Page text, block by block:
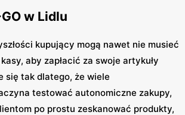
w Lidlu
kupujący mogą nawet nie musieć
aby zapłacić za swoje artykuły
się tak dlatego, że wiele
testować autonomiczne zakupy,
po prostu zeskanować produkty,